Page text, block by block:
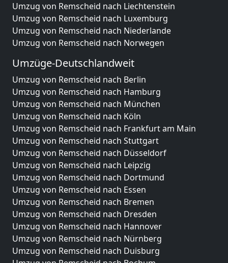
Umzug von Remscheid nach Liechtenstein
Umzug von Remscheid nach Luxemburg
Umzug von Remscheid nach Niederlande
Umzug von Remscheid nach Norwegen
Umzüge-Deutschlandweit
Umzug von Remscheid nach Berlin
Umzug von Remscheid nach Hamburg
Umzug von Remscheid nach München
Umzug von Remscheid nach Köln
Umzug von Remscheid nach Frankfurt am Main
Umzug von Remscheid nach Stuttgart
Umzug von Remscheid nach Düsseldorf
Umzug von Remscheid nach Leipzig
Umzug von Remscheid nach Dortmund
Umzug von Remscheid nach Essen
Umzug von Remscheid nach Bremen
Umzug von Remscheid nach Dresden
Umzug von Remscheid nach Hannover
Umzug von Remscheid nach Nürnberg
Umzug von Remscheid nach Duisburg